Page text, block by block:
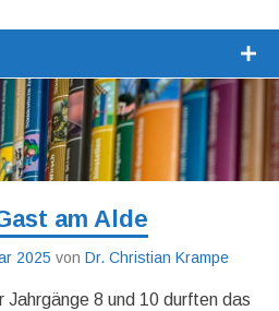
Soest
am Alde
2025 von Dr. Christian Krampe
Jahrgänge 8 und 10 durften das